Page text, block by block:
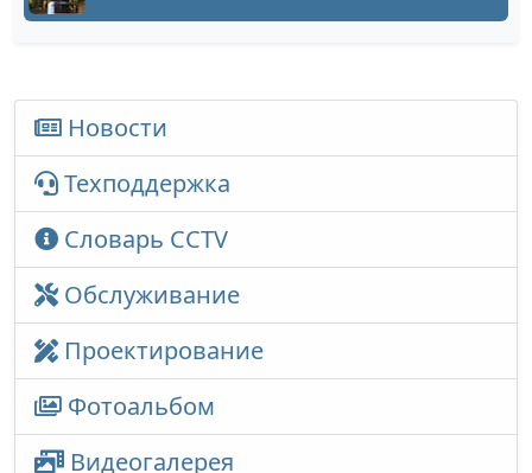
Новости
Техподдержка
Словарь CCTV
Обслуживание
Проектирование
Фотоальбом
Видеогалерея